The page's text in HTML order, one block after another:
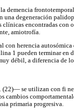
demencia
una degeneración
encontradas con
amiotrofía.
con herencia
1 pueden terminar en
débil, a diferencia de
se utilizan con fi
primaria progresiva.